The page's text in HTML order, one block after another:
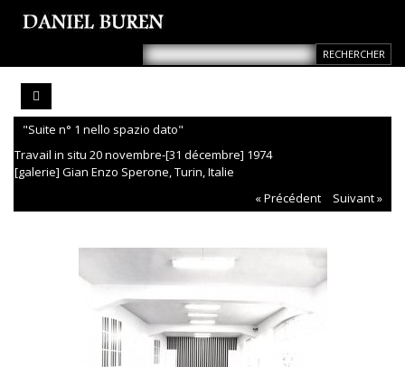
"Suite n° 1 nello spazio dato"
Travail in situ 20 novembre-[31 décembre] 1974
[galerie] Gian Enzo Sperone, Turin, Italie
« Précédent
Suivant »